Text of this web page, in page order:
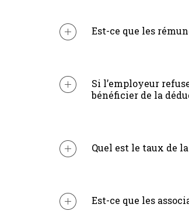
Est-ce que les
Si l’employeur
bénéficier de la
Quel est le taux de
Est-ce que les